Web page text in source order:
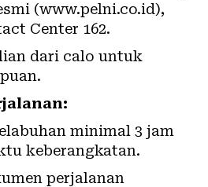
(www.pelni.co.id),
Center 162.
dari calo untuk
minimal 3 jam
keberangkatan.
perjalanan